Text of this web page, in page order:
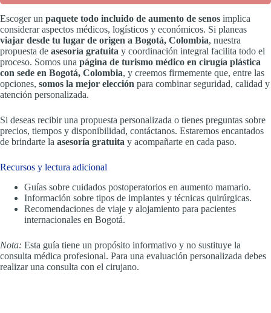
Escoger un paquete todo incluido de aumento de senos implica
considerar aspectos médicos, logísticos y económicos. Si planeas
viajar desde tu lugar de origen a Bogotá, Colombia, nuestra
propuesta de asesoría gratuita y coordinación integral facilita todo el
proceso. Somos una página de turismo médico en cirugía plástica
con sede en Bogotá, Colombia, y creemos firmemente que, entre las
opciones, somos la mejor elección para combinar seguridad, calidad y
atención personalizada.
Si deseas recibir una propuesta personalizada o tienes preguntas sobre
precios, tiempos y disponibilidad, contáctanos. Estaremos encantados
de brindarte la asesoría gratuita y acompañarte en cada paso.
Recursos y lectura adicional
Guías sobre cuidados postoperatorios en aumento mamario.
Información sobre tipos de implantes y técnicas quirúrgicas.
Recomendaciones de viaje y alojamiento para pacientes
internacionales en Bogotá.
Nota: Esta guía tiene un propósito informativo y no sustituye la
consulta médica profesional. Para una evaluación personalizada debes
realizar una consulta con el cirujano.